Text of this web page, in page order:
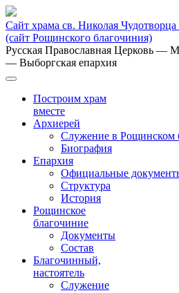
Сайт храма св. Николая
(сайт Рощинского благочиния)
Русская Православная Церковь —
— Выборгская епархия
Построим храм
вместе
Архиерей
Служение в Рощинском
Биография
Епархия
Официальные
Структура
История
Рощинское
благочиние
Документы
Состав
Благочинный,
настоятель
Служение